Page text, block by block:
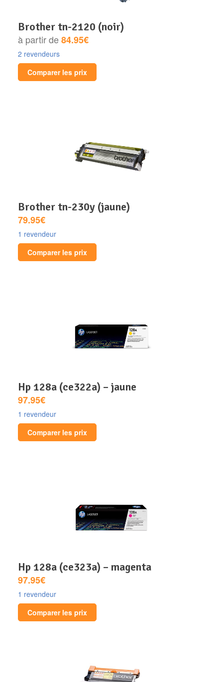
brother tn-2120 (noir)
à partir de84.95€
2 revendeurs
Comparer les prix
brother tn-230y (jaune)
79.95€
1 revendeur
Comparer les prix
hp 128a (ce322a) – jaune
97.95€
1 revendeur
Comparer les prix
hp 128a (ce323a) – magenta
97.95€
1 revendeur
Comparer les prix